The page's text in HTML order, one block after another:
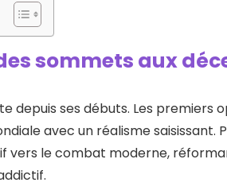
sommets aux
depuis ses débuts. Les premiers
avec un réalisme saisissant.
vers le combat moderne,